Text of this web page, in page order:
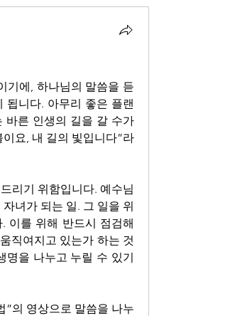
기에, 하나님의 말씀을 듣
됩니다. 아무리 좋은 플랜
바른 인생의 길을 갈 수가
요, 내 길의 빛입니다”라
리기 위함입니다. 예수님
녀가 되는 일. 그 일을 위
이를 위해 반드시 점검해
직여지고 있는가 하는 것
명을 나누고 누릴 수 있기
”의 영상으로 말씀을 나누